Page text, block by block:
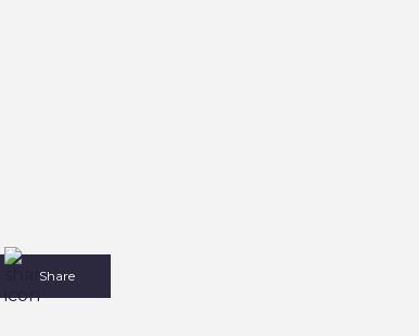
Share